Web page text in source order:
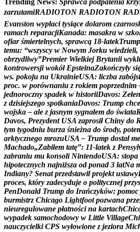
zarzutamiRADIOTON RADIOTON RAD
Evanston wypłaci tysiące dolarom czarnos
ramach reparacjiKanada: masakra w szko
ofiar śmiertelnych, sprawcą 18-latekTrump
temu: “wszyscy w Nowym Jorku wiedzieli,
obrzydliwy”Premier Wielkiej Brytanii wykl
kontrowersji wokół EpsteinaZakończyły si
ws. pokoju na UkrainieUSA: liczba zabójst
proc. w porównaniu z rokiem poprzednim
jednoroczny spadek w historiiDavos: Zełen
z dzisiejszego spotkaniaDavos: Trump chce
wojska – ale z jasnym sygnałem do świata
Davos, Prezydent USA zaprosił Chiny do
tym tygodniu burza śnieżna do środy, pote
arktycznego mrozuUSA – Trump dostał me
Machado„Zabiłem tatę”: 11-latek z Pensyl
zabraniu mu konsoli NintendoUSA: stopa
hipotecznych najniższa od ponad 3 latNa
Indiany? Senat przedstawił projekt ustawy
proces, który zadecyduje o politycznej przys
PenDonald Trump do Irańczyków: pomoc
burmistrz Chicago Lightfoot pozwana prze
nieuregulowane płatności na kartachChic
wypadek samochodowy w Little VillageChi
nauczycielki CPS wyłowione z jeziora Mic